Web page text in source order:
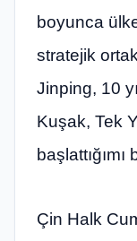
boyunca
stratejik
Jinping, 10
Kuşak, Tek
başlattığımı
Çin Halk